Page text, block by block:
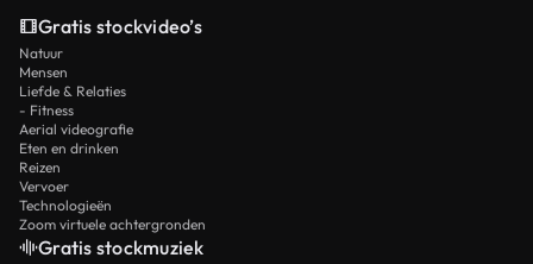
Gratis stockvideo’s
Natuur
Mensen
Liefde & Relaties
- Fitness
Aerial videografie
Eten en drinken
Reizen
Vervoer
Technologieën
Zoom virtuele achtergronden
Gratis stockmuziek